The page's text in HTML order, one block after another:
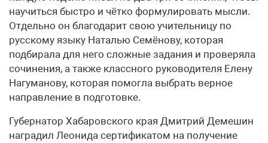
научиться быстро и чётко формулировать мысли.
Отдельно он благодарит свою учительницу по
русскому языку Наталью Семёнову, которая
подбирала для него сложные задания и проверяла
сочинения, а также классного руководителя Елену
Нагуманову, которая помогла выбрать верное
направление в подготовке.
Губернатор Хабаровского края Дмитрий Демешин
наградил Леонида сертификатом на получение